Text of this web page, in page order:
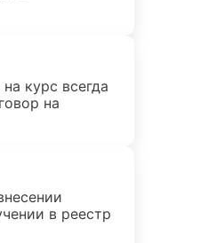
курс всегда
на
в реестр